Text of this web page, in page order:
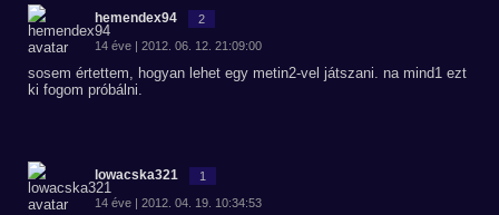
hemendex94 2
14 éve | 2012. 06. 12. 21:09:00
sosem értettem, hogyan lehet egy metin2-vel játszani. na mind1 ezt
ki fogom próbálni.
lowacska321 1
14 éve | 2012. 04. 19. 10:34:53